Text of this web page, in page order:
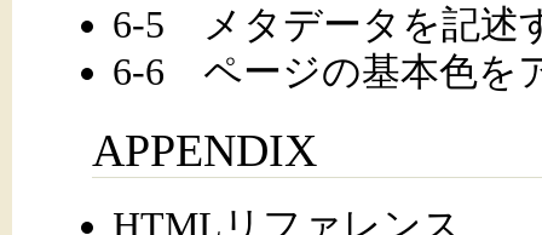
6-5 メタデータを記述
6-6 ページの基本色を
APPENDIX
HTMLリファレンス